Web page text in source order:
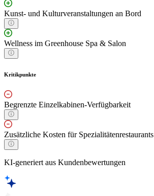
Kunst- und Kulturveranstaltungen an Bord
Wellness im Greenhouse Spa & Salon
Kritikpunkte
Begrenzte Einzelkabinen-Verfügbarkeit
Zusätzliche Kosten für Spezialitätenrestaurants
KI-generiert aus Kundenbewertungen